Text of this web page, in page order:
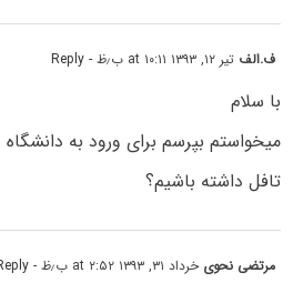
ف.الف تیر ۱۲, ۱۳۹۳ at ۱۰:۱۱ ب٫ظ - Reply
با سلام
میخواستم بپرسم برای ورود به
تافل داشته باشیم؟
مرتضی نحوی خرداد ۳۱, ۱۳۹۳ at ۲:۵۲ ب٫ظ - Reply